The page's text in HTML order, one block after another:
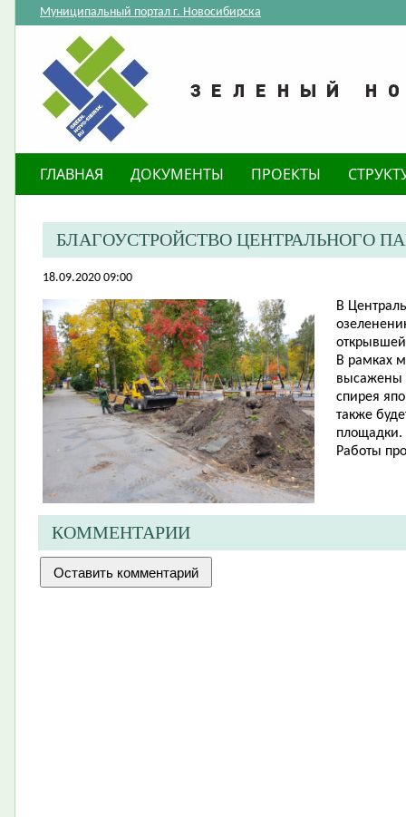
Муниципальный портал г. Новосибирска
ГЛАВНАЯ ДОКУМЕНТЫ ПРОЕКТЫ
​БЛАГОУСТРОЙСТВО ЦЕНТРАЛЬНОГО
18.09.2020 09:00
В
В рамках
высажены
спирея
также
площадки.
Работы
КОММЕНТАРИИ